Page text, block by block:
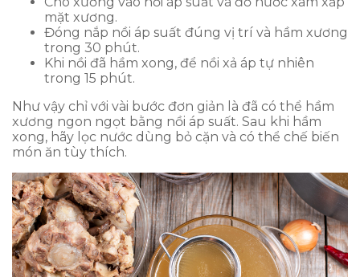
mặt xương.
Đóng nắp nồi áp suất đúng vị trí và hầm xương
trong 30 phút.
Khi nồi đã hầm xong, để nồi xả áp tự nhiên
trong 15 phút.
Như vậy chỉ với vài bước đơn giản là đã có thể hầm
xương ngon ngọt bằng nồi áp suất. Sau khi hầm
xong, hãy lọc nước dùng bỏ cặn và có thể chế biến
món ăn tùy thích.